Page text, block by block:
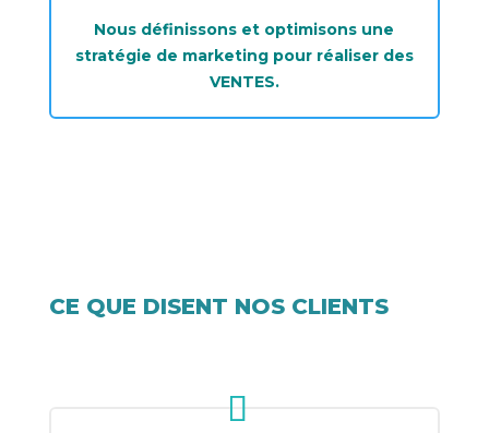
Nous définissons et optimisons une
stratégie de marketing pour réaliser des
VENTES.
CE QUE DISENT NOS CLIENTS